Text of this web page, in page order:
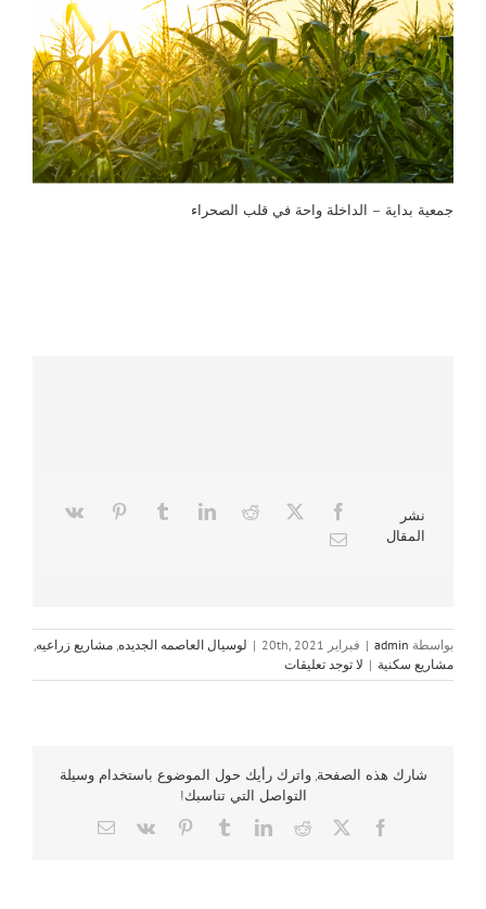
جمعية بداية – الداخلة واحة في قلب الصحراء
نشر
المقال
بواسطة admin
| فبراير 20th, 2021 | لوسيال العاصمه الجديده مشاريع زراعيه
مشاريع سكنية | لا توجد تعليقات
شارك هذه الصفحة, واترك رأيك حول الموضوع باستخدام وسيلة
التواصل التي تناسبك!
Facebook
X
Reddit
LinkedIn
Tumblr
Pinterest
Vk
Email